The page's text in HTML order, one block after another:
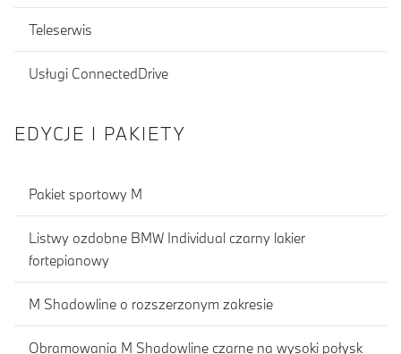
Teleserwis
Usługi ConnectedDrive
EDYCJE I PAKIETY
Pakiet sportowy M
Listwy ozdobne BMW Individual czarny lakier
fortepianowy
M Shadowline o rozszerzonym zakresie
Obramowania M Shadowline czarne na wysoki połysk